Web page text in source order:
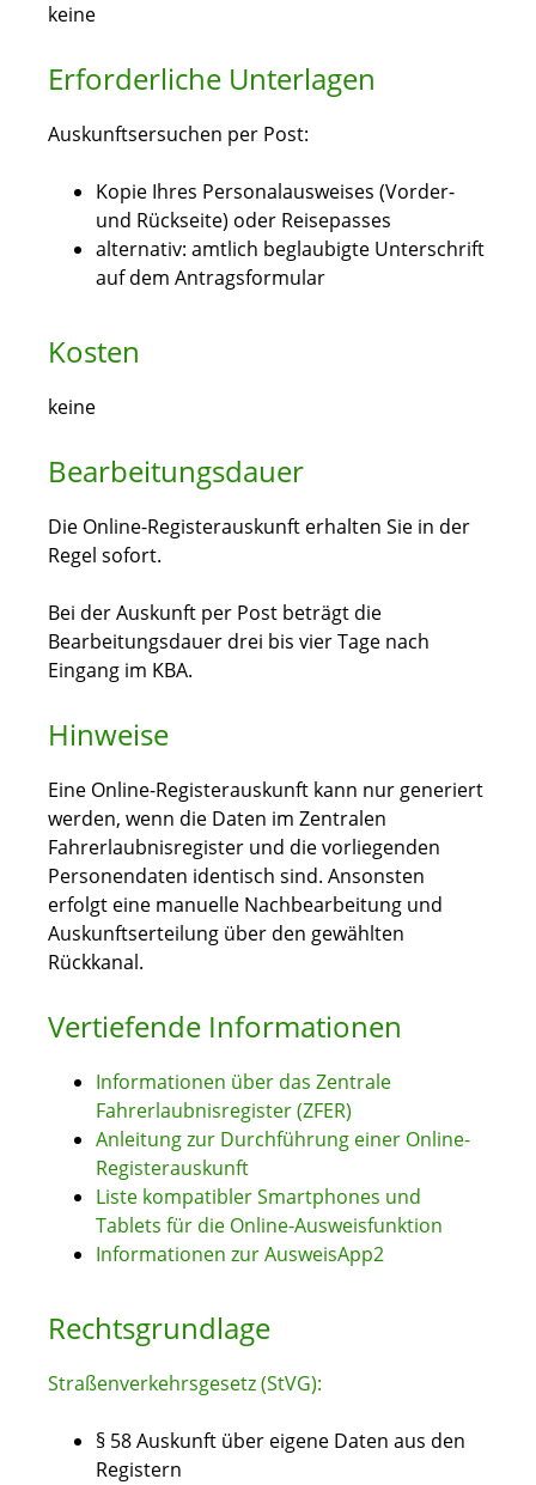
keine
Erforderliche Unterlagen
Auskunftsersuchen per Post:
Kopie Ihres Personalausweises (Vorder-
und Rückseite) oder Reisepasses
alternativ: amtlich beglaubigte Unterschrift
auf dem Antragsformular
Kosten
keine
Bearbeitungsdauer
Die Online-Registerauskunft erhalten Sie in der
Regel sofort.
Bei der Auskunft per Post beträgt die
Bearbeitungsdauer drei bis vier Tage nach
Eingang im KBA.
Hinweise
Eine Online-Registerauskunft kann nur generiert
werden, wenn die Daten im Zentralen
Fahrerlaubnisregister und die vorliegenden
Personendaten identisch sind. Ansonsten
erfolgt eine manuelle Nachbearbeitung und
Auskunftserteilung über den gewählten
Rückkanal.
Vertiefende Informationen
Informationen über das Zentrale
Fahrerlaubnisregister (ZFER)
Anleitung zur Durchführung einer Online-
Registerauskunft
Liste kompatibler Smartphones und
Tablets für die Online-Ausweisfunktion
Informationen zur AusweisApp2
Rechtsgrundlage
Straßenverkehrsgesetz (StVG):
§ 58 Auskunft über eigene Daten aus den
Registern